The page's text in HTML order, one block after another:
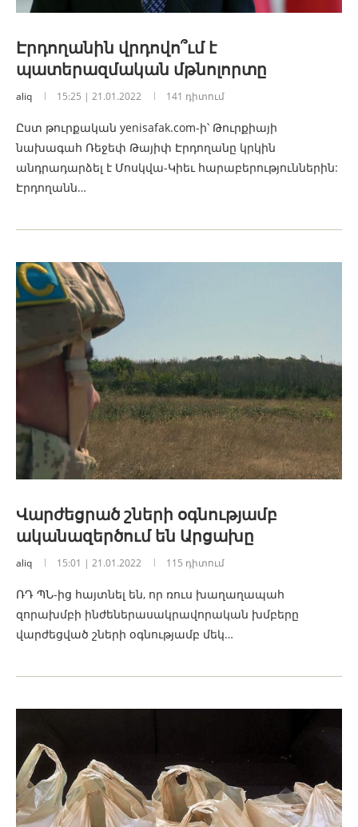
Էրդողանին վրդովո՞ւմ է
պատերազմական մթնոլորտը
aliq 15:25 | 21.01.2022 141 դիտում
Ըստ թուրքական yenisafak.com-ի՝ Թուրքիայի
նախագահ Ռեջեփ Թայիփ Էրդողանը կրկին
անդրադարձել է Մոսկվա-Կիեւ հարաբերություններին:
Էրդողանն…
Վարժեցրած շների օգնությամբ
ականազերծում են Արցախը
aliq 15:01 | 21.01.2022 115 դիտում
ՌԴ ՊՆ-ից հայտնել են, որ ռուս խաղաղապահ
զորախմբի ինժեներասակրավորական խմբերը
վարժեցված շների օգնությամբ մեկ…